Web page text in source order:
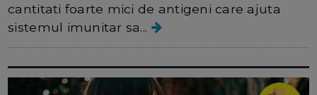
cantitati foarte mici de antigeni care ajuta
sistemul imunitar sa...